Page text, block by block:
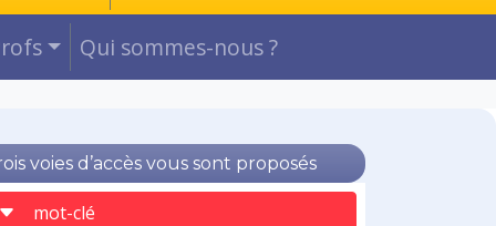
Qui sommes-nous ?
voies d’accès vous sont proposés
mot-clé